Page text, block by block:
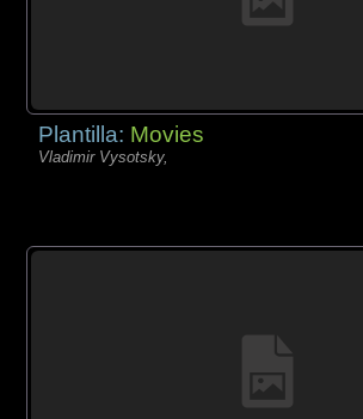
Plantilla: Movies
Vladimir Vysotsky,